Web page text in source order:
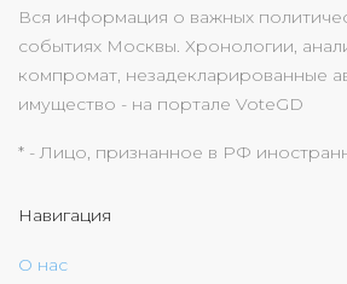
Вся информация о важных
событиях Москвы. Хронологии,
компромат, незадекларированные
имущество - на портале VoteGD
* - Лицо, признанное в РФ
Навигация
О нас